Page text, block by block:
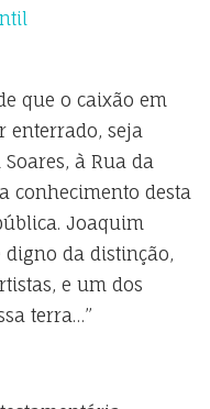
que o caixão em
enterrado, seja
à Rua da
conhecimento desta
Joaquim
digno da distinção,
e um dos
terra…”